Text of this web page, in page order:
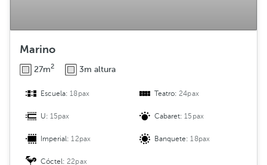
Marino
27m2 3m altura
Escuela:18pax Teatro:24pax
U:15pax Cabaret:15pax
Imperial:12pax Banquete:18pax
Cóctel:22pax